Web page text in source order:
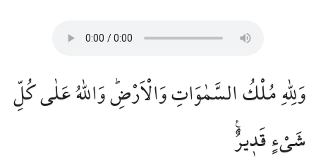
وَلِلّٰهِ مُلْكُ السَّمٰوَاتِ وَالْاَرْضِۜ وَاللّٰهُ عَلٰى كُلِّ
شَيْءٍ قَد۪يرٌ۟